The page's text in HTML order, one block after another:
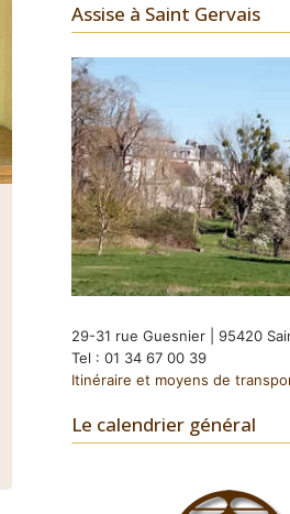
Assise à Saint Gervais
29-31 rue Guesnier | 95420
Tel : 01 34 67 00 39
Itinéraire et moyens de
Le calendrier général